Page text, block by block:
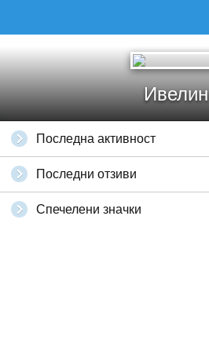
Ивелин
Последна активност
Последни отзиви
Спечелени значки